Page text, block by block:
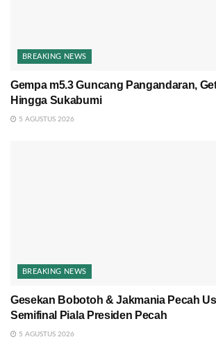
BREAKING NEWS
Gempa m5.3 Guncang Pangandaran,
Hingga Sukabumi
5 AGUSTUS 2026
BREAKING NEWS
Gesekan Bobotoh & Jakmania Pecah
Semifinal Piala Presiden Pecah
5 AGUSTUS 2026